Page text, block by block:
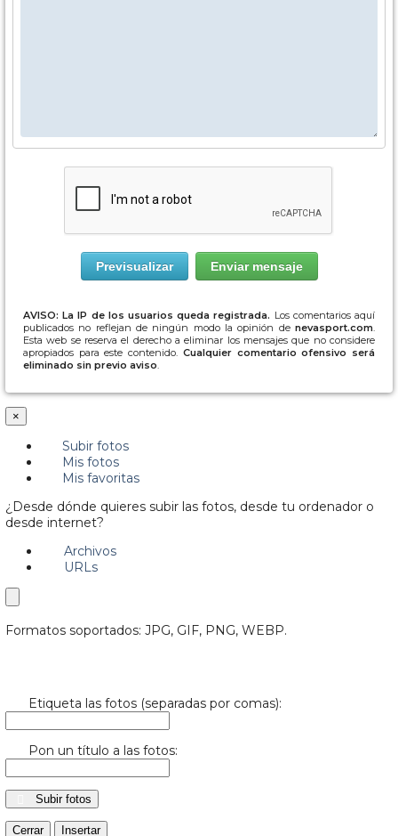
AVISO: La IP de los usuarios queda registrada. Los comentarios aquí
publicados no reflejan de ningún modo la opinión de nevasport.com.
Esta web se reserva el derecho a eliminar los mensajes que no considere
apropiados para este contenido. Cualquier comentario ofensivo será
eliminado sin previo aviso.
×
Subir fotos
Mis fotos
Mis favoritas
¿Desde dónde quieres subir las fotos, desde tu ordenador o
desde internet?
Archivos
URLs
Formatos soportados: JPG, GIF, PNG, WEBP.
Etiqueta las fotos (separadas por comas):
Pon un título a las fotos:
Subir fotos
Cerrar Insertar